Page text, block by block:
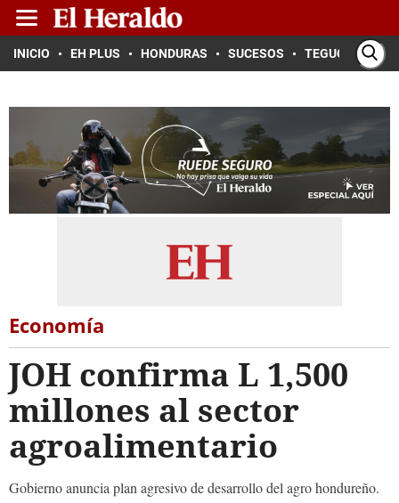
INICIO EH PLUS HONDURAS SUCESOS TEGUCIGALPA
Economía
JOH confirma L 1,500
millones al sector
agroalimentario
Gobierno anuncia plan agresivo de desarrollo del agro hondureño.